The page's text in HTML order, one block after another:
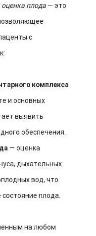
плода — это
с
комплекса
и основных
выявить
обеспечения.
— оценка
дыхательных
вод, что
плода.
на любом